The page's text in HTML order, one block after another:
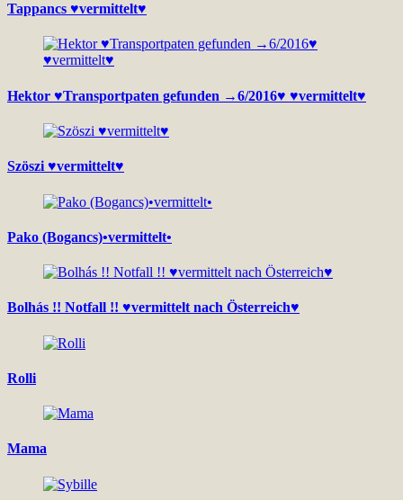
Tappancs ♥vermittelt♥
Hektor ♥Transportpaten gefunden →6/2016♥ ♥vermittelt♥
Szöszi ♥vermittelt♥
Pako (Bogancs)•vermittelt•
Bolhás !! Notfall !! ♥vermittelt nach Österreich♥
Rolli
Mama